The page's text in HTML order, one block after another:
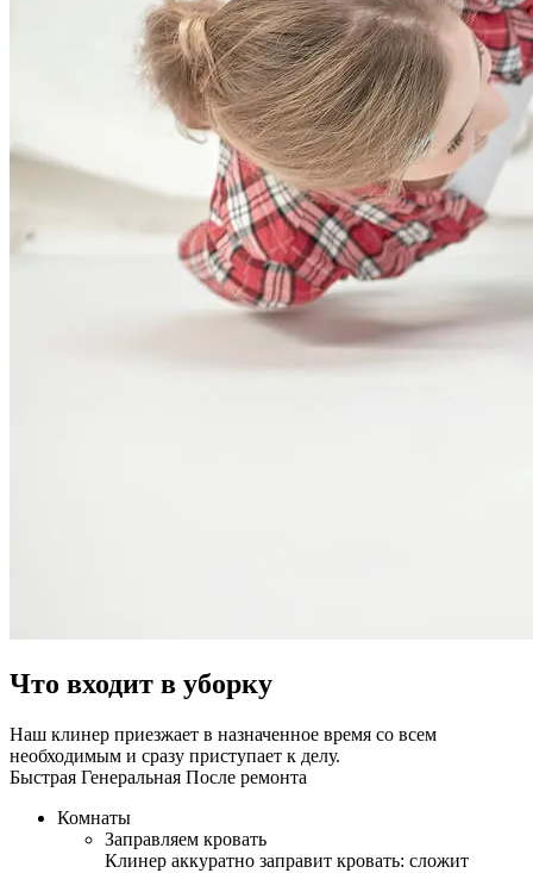
Что входит в уборку
Наш клинер приезжает в назначенное время со всем
необходимым и сразу приступает к делу.
Быстрая Генеральная После ремонта
Комнаты
Заправляем кровать
Клинер аккуратно заправит кровать: сложит